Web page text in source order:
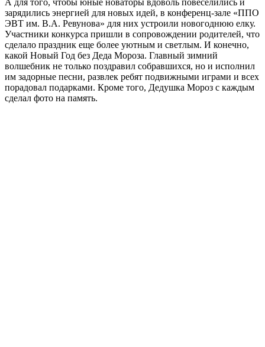
зарядились энергией для новых идей, в конференц-зале «ППО
ЭВТ им. В.А. Ревунова» для них устроили новогоднюю елку.
Участники конкурса пришли в сопровождении родителей, что
сделало праздник еще более уютным и светлым. И конечно,
какой Новый Год без Деда Мороза. Главный зимний
волшебник не только поздравил собравшихся, но и исполнил
им задорные песни, развлек ребят подвижными играми и всех
порадовал подарками. Кроме того, Дедушка Мороз с каждым
сделал фото на память.